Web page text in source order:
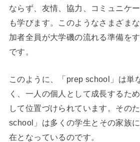
ならず、友情、協力、コミュニケ
も学びます。このようなさまざま
加者全員が大学磯の流れる準備を
です。
このように、「prep school」は単
く、一人の個人として成長するた
して位置づけられています。その
school」は多くの学生とその家族
在となっているのです。